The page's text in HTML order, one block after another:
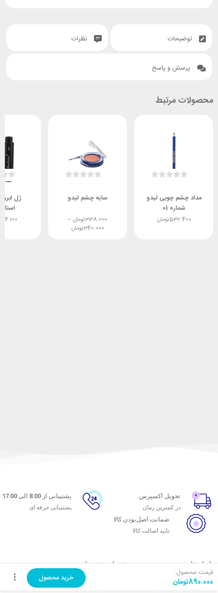
توضیحات نظرات
پرسش و پاسخ
محصولات مرتبط
مداد چشم چوبی لیدو
شماره 01
تومان532.400
سایه چشم لیدو
تومان338.000
–
تومان340.000
ژل
قیمت محصول:
تومان890.000 خرید محصول
تحویل اکسپرس
در کمترین زمان
پشتیبانی از 8:00 الی 17:00
پشتیبانی حرفه ای
ضمانت اصل‌بودن کالا
تایید اصالت کالا
با ماه خانوم
اتاق خبر ماه خانوم
خدمات مشتریان
پاسخ به پرسش‌های متداول